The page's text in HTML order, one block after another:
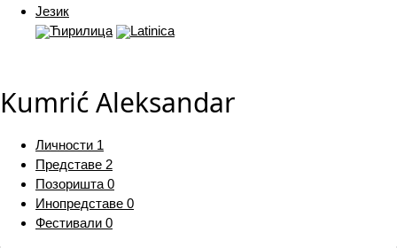
Језик
Ћирилица
Latinica
Kumrić Aleksandar
Личности 1
Представе 2
Позоришта 0
Инопредставе 0
Фестивали 0